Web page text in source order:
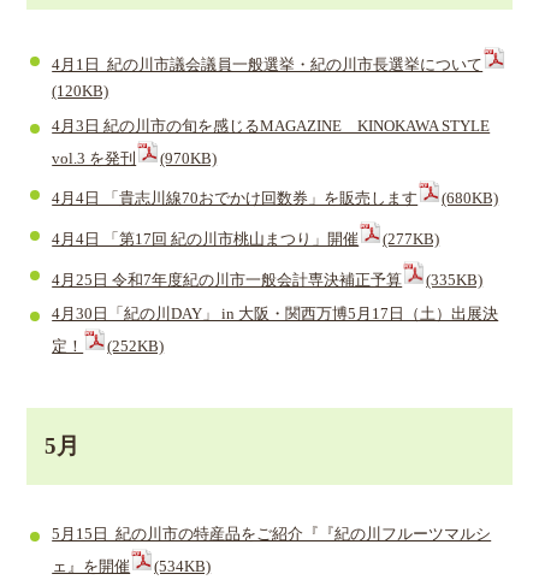
4月1日 紀の川市議会議員一般選挙・紀の川市長選挙について
(120KB)
4月3日 紀の川市の旬を感じるMAGAZINE KINOKAWA STYLE
vol.3 を発刊
(970KB)
4月4日 「貴志川線70おでかけ回数券」を販売します (680KB)
4月4日 「第17回 紀の川市桃山まつり」開催 (277KB)
4月25日 令和7年度紀の川市一般会計専決補正予算 (335KB)
4月30日「紀の川DAY」 in 大阪・関西万博5月17日（土）出展決
定！
(252KB)
5月
​5月15日 紀の川市の特産品をご紹介『『紀の川フルーツマルシ
ェ』を開催
(534KB)